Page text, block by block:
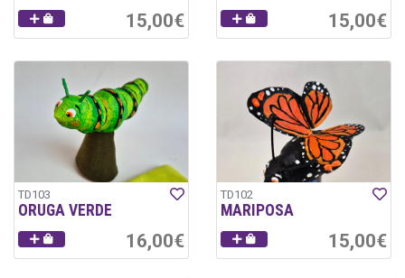
15,00€ 15,00€
TD103
ORUGA VERDE
16,00€
TD102
MARIPOSA
15,00€